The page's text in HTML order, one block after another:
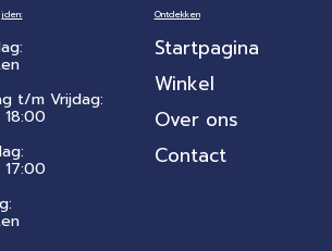
t/m Vrijdag:
Ontdekken
Startpagina
Winkel
Over ons
Contact